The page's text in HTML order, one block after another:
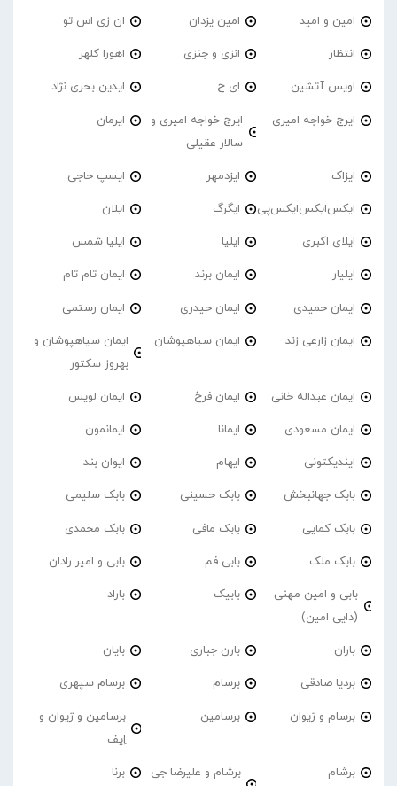
امین و امید امین یزدان ان زی اس تو
انتظار انزی و جنزی اهورا کلهر
اویس آتشین ای ج ایدین بحری نژاد
ایرج خواجه امیری
ایرج خواجه امیری و
سالار عقیلی
ایرمان
ایزاک ایزدمهر ایسپ حاجی
ایکس‌ایکس‌ایکس‌پی ایگرگ ایلان
ایلای اکبری ایلیا ایلیا شمس
ایلیار ایمان برند ایمان تام تام
ایمان حمیدی ایمان حیدری ایمان رستمی
ایمان زارعی زند ایمان سیاهپوشان
ایمان سیاهپوشان و
بهروز سکتور
ایمان عبداله خانی ایمان فرخ ایمان لویس
ایمان مسعودی ایمانا ایمانمون
ایندیکتونی ایهام ایوان بند
بابک جهانبخش بابک حسینی بابک سلیمی
بابک کمایی بابک مافی بابک محمدی
بابک ملک بابی فم بابی و امیر رادان
بابی و امین مهنی
(دایی امین)
بابیک باراد
باران بارن جباری بایان
بردیا صادقی برسام برسام سپهری
برسام و ژیوان برسامین
برسامین و ژیوان و
اِیف
برشام
برشام و علیرضا جی
برنا